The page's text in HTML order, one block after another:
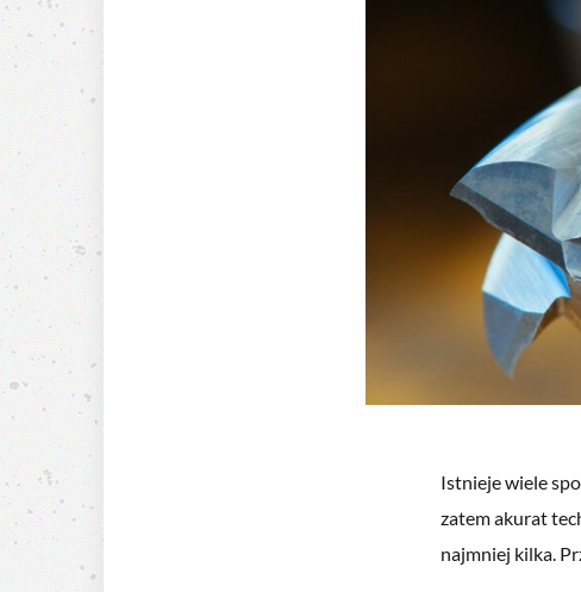
Istnieje wiele
zatem akurat
najmniej kilka.